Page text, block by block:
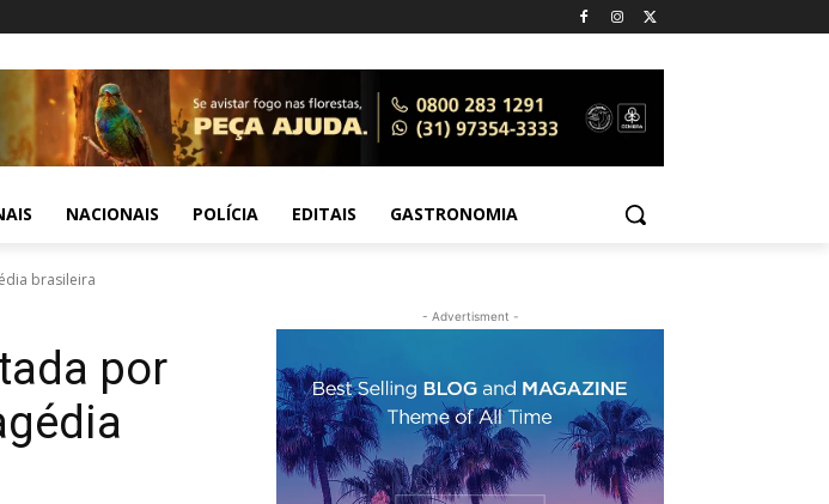
NACIONAIS POLÍCIA EDITAIS GASTRONOMIA
brasileira
por
- Advertisment -